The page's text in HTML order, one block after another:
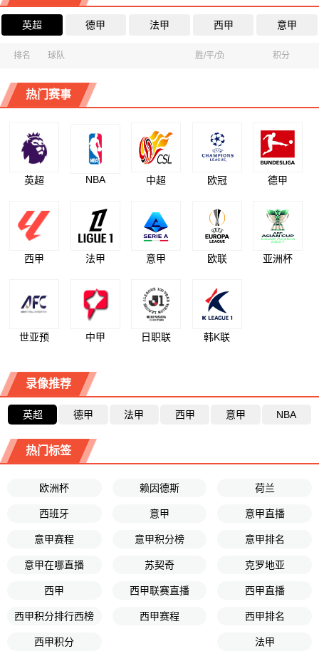
英超 德甲 法甲 西甲 意甲
排名 球队 胜/平/负 积分
热门赛事
英超 NBA 中超 欧冠 德甲
西甲 法甲 意甲 欧联 亚洲杯
世亚预 中甲 日职联 韩K联
录像推荐
英超 德甲 法甲 西甲 意甲 NBA
热门标签
欧洲杯 赖因德斯 荷兰
西班牙 意甲 意甲直播
意甲赛程 意甲积分榜 意甲排名
意甲在哪直播 苏契奇 克罗地亚
西甲 西甲联赛直播 西甲直播
西甲积分排行西榜 西甲赛程 西甲排名
西甲积分 法甲